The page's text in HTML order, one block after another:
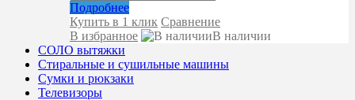
Подробнее
Купить в 1 клик Сравнение
В избранное
В наличии
СОЛО вытяжки
Стиральные и сушильные машины
Сумки и рюкзаки
Телевизоры